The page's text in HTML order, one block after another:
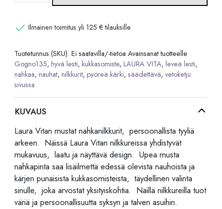
nahkanilkkurit
Ilmainen toimitus yli 125 € tilauksille
Tuotetunnus (SKU):Ei saatavilla/-tietoa Avainsanat tuotteelle
Gogno135,hyvä lesti,kukkasomiste,LAURA VITA,leveä lesti,
nahkaa,nauhat,nilkkurit,pyöreä kärki,säädettävä,vetoketju
sivussa
KUVAUS
Laura Vitan mustat nahkanilkkurit, persoonallista tyyliä
arkeen. Näissä Laura Vitan nilkkureissa yhdistyvät
mukavuus, laatu ja näyttävä design. Upea musta
nahkapinta saa lisäilmettä edessä olevista nauhoista ja
kärjen punaisista kukkasomisteista, täydellinen valinta
sinulle, joka arvostat yksityiskohtia. Näillä nilkkureilla tuot
väriä ja persoonallisuutta syksyn ja talven asuihin.